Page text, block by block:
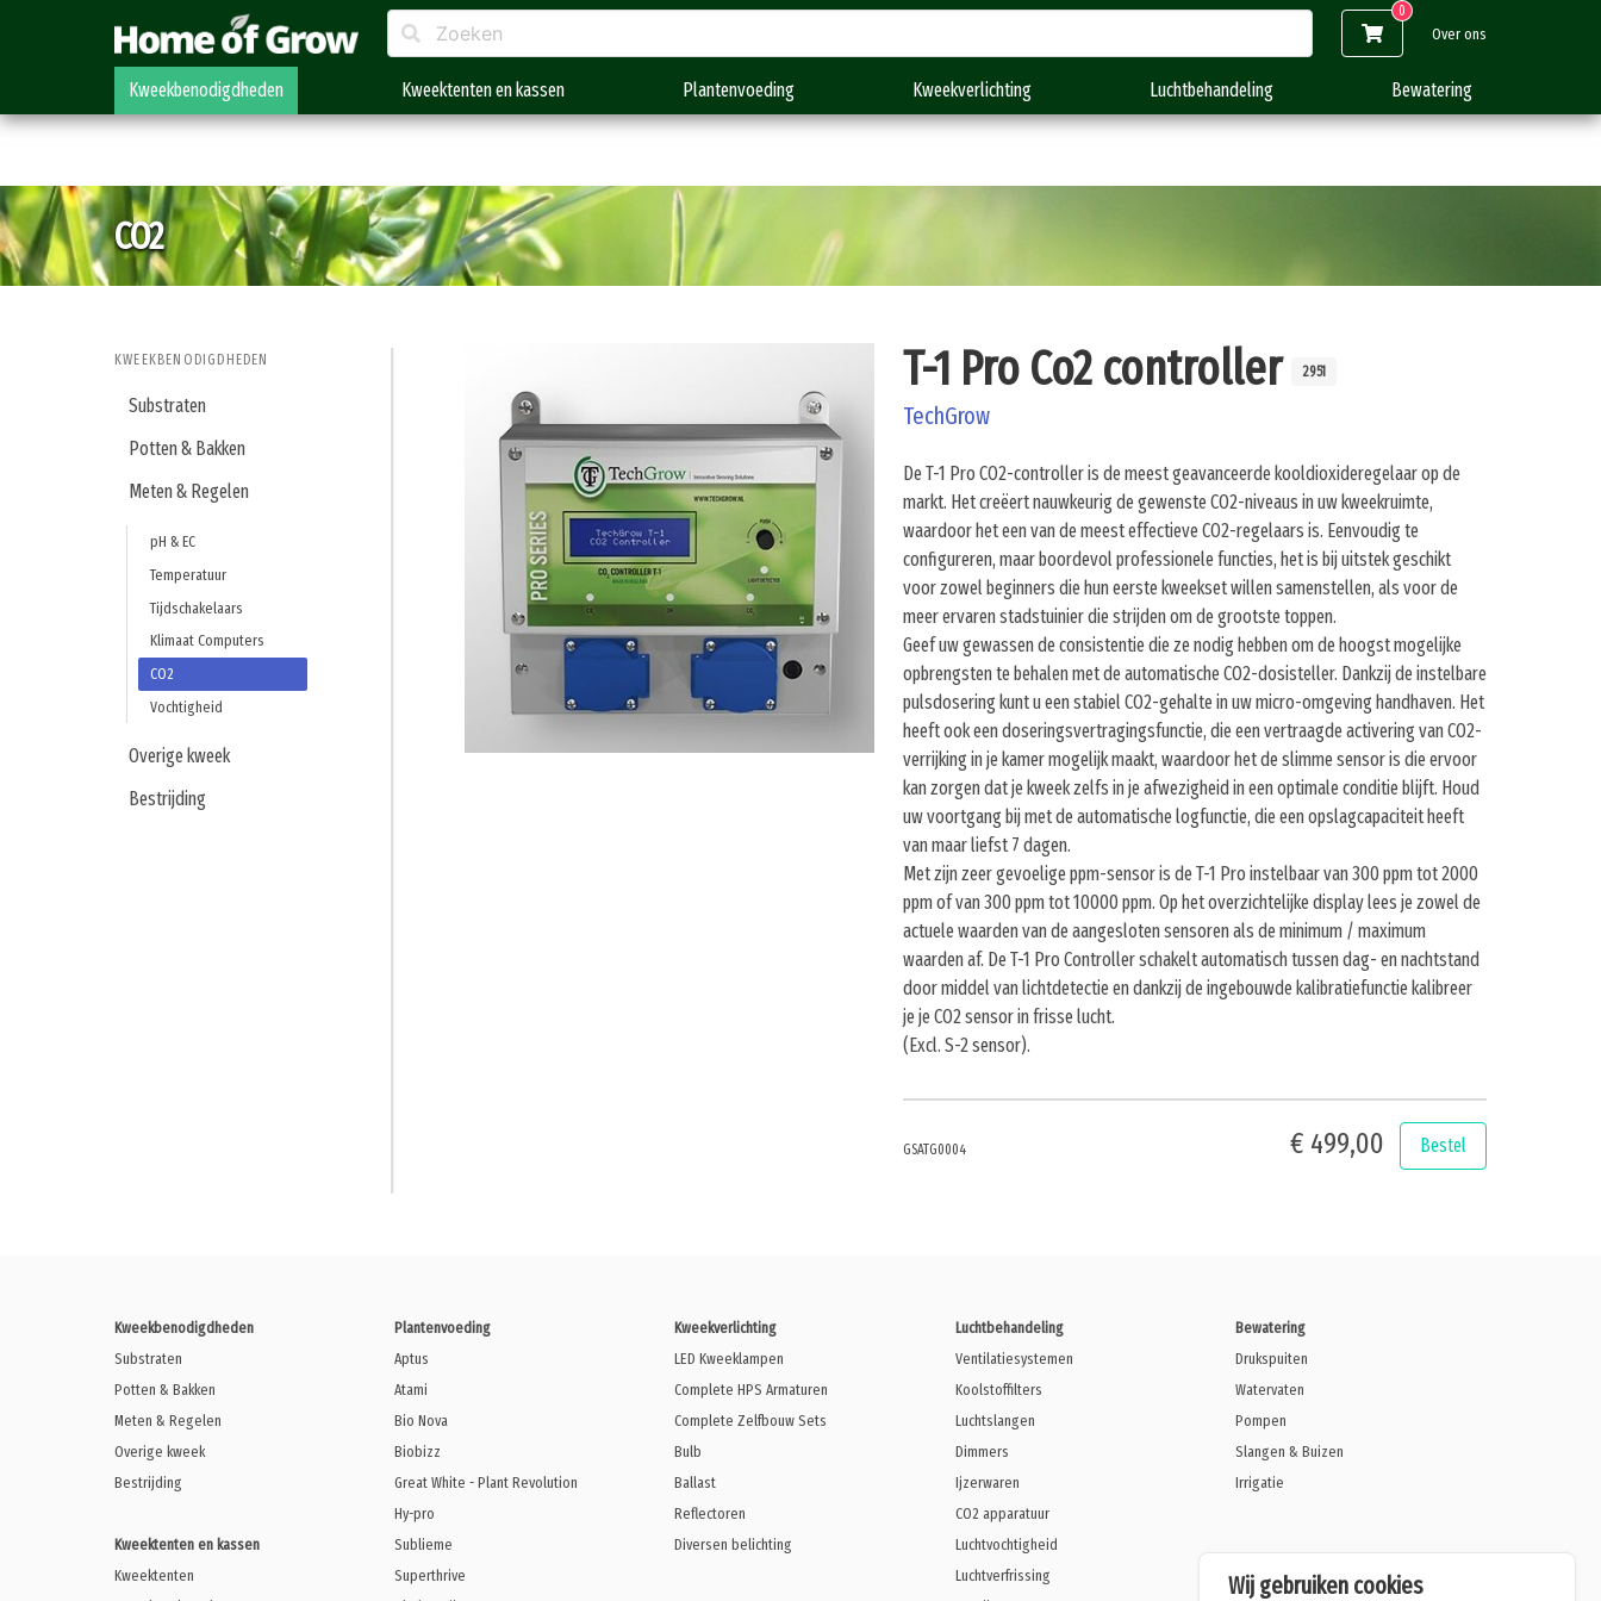
Kweekbenodigdheden Kweektenten en kassen Plantenvoeding Kweekverlichting Luchtbehandeling Bewatering
Over ons
CO2
KWEEKBENODIGDHEDEN
Substraten
Potten & Bakken
Meten & Regelen
pH & EC
Temperatuur
Tijdschakelaars
Klimaat Computers
CO2
Vochtigheid
Overige kweek
Bestrijding
T-1 Pro Co2 controller 2951
TechGrow
De T-1 Pro CO2-controller is de meest geavanceerde kooldioxideregelaar op de
markt. Het creëert nauwkeurig de gewenste CO2-niveaus in uw kweekruimte,
waardoor het een van de meest effectieve CO2-regelaars is. Eenvoudig te
configureren, maar boordevol professionele functies, het is bij uitstek geschikt
voor zowel beginners die hun eerste kweekset willen samenstellen, als voor de
meer ervaren stadstuinier die strijden om de grootste toppen.
Geef uw gewassen de consistentie die ze nodig hebben om de hoogst mogelijke
opbrengsten te behalen met de automatische CO2-dosisteller. Dankzij de instelbare
pulsdosering kunt u een stabiel CO2-gehalte in uw micro-omgeving handhaven. Het
heeft ook een doseringsvertragingsfunctie, die een vertraagde activering van CO2-
verrijking in je kamer mogelijk maakt, waardoor het de slimme sensor is die ervoor
kan zorgen dat je kweek zelfs in je afwezigheid in een optimale conditie blijft. Houd
uw voortgang bij met de automatische logfunctie, die een opslagcapaciteit heeft
van maar liefst 7 dagen.
Met zijn zeer gevoelige ppm-sensor is de T-1 Pro instelbaar van 300 ppm tot 2000
ppm of van 300 ppm tot 10000 ppm. Op het overzichtelijke display lees je zowel de
actuele waarden van de aangesloten sensoren als de minimum / maximum
waarden af. De T-1 Pro Controller schakelt automatisch tussen dag- en nachtstand
door middel van lichtdetectie en dankzij de ingebouwde kalibratiefunctie kalibreer
je je CO2 sensor in frisse lucht.
(Excl. S-2 sensor).
GSATG0004 € 499,00 Bestel
Kweekbenodigdheden
Substraten
Potten & Bakken
Meten & Regelen
Overige kweek
Bestrijding
Kweektenten en kassen
Kweektenten
Plantenvoeding
Aptus
Atami
Bio Nova
Biobizz
Great White - Plant Revolution
Hy-pro
Sublieme
Superthrive
Kweekverlichting
LED Kweeklampen
Complete HPS Armaturen
Complete Zelfbouw Sets
Bulb
Ballast
Reflectoren
Diversen belichting
Luchtbehandeling
Ventilatiesystemen
Koolstoffilters
Luchtslangen
Dimmers
Ijzerwaren
CO2 apparatuur
Luchtvochtigheid
Luchtverfrissing
Bewatering
Drukspuiten
Watervaten
Pompen
Slangen & Buizen
Irrigatie
Wij gebruiken cookies